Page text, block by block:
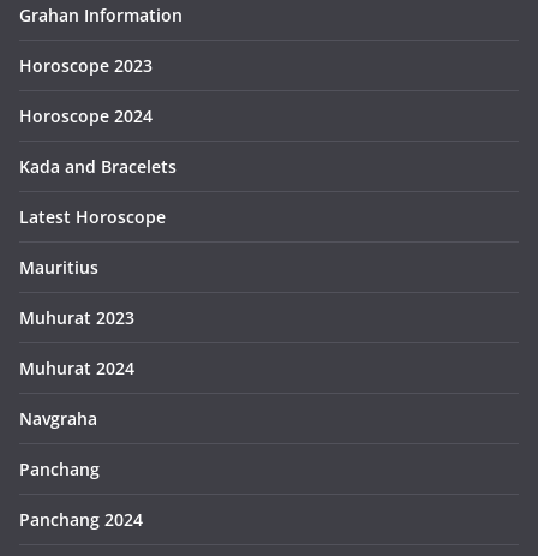
Grahan Information
Horoscope 2023
Horoscope 2024
Kada and Bracelets
Latest Horoscope
Mauritius
Muhurat 2023
Muhurat 2024
Navgraha
Panchang
Panchang 2024